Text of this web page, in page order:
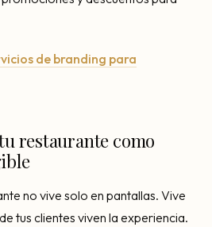
de branding para
restaurante como
no vive solo en pantallas. Vive
tus clientes viven la experiencia.